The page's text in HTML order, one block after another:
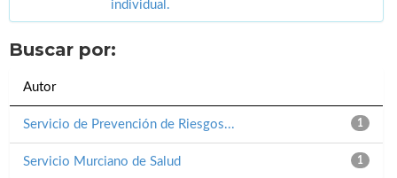
individual.
Buscar por:
Autor
1
Servicio de Prevención de Riesgos...
1
Servicio Murciano de Salud